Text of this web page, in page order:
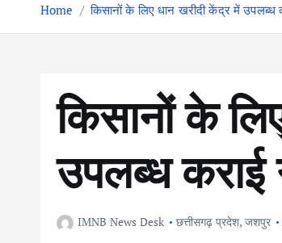
Home किसानों के लिए धान खरीदी केंद्र में उपलब्ध
किसानों के
उपलब्ध कराई
IMNB News Desk छत्तीसगढ़ प्रदेश, जशपुर